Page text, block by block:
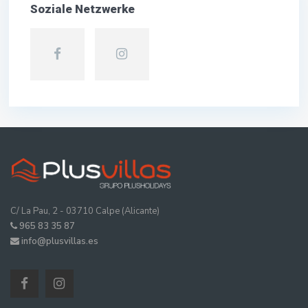
Soziale Netzwerke
C/ La Pau, 2 - 03710 Calpe (Alicante)
965 83 35 87
info@plusvillas.es